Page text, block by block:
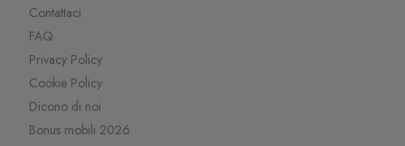
Contattaci
FAQ
Privacy Policy
Cookie Policy
Dicono di noi
Bonus mobili 2026